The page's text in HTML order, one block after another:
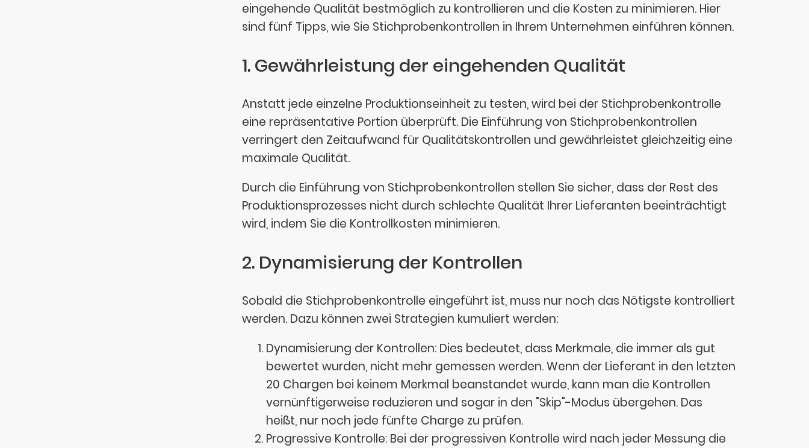
eingehende Qualität bestmöglich zu kontrollieren und die Kosten zu minimieren. Hier
sind fünf Tipps, wie Sie Stichprobenkontrollen in Ihrem Unternehmen einführen können.
1. Gewährleistung der eingehenden Qualität
Anstatt jede einzelne Produktionseinheit zu testen, wird bei der Stichprobenkontrolle
eine repräsentative Portion überprüft. Die Einführung von Stichprobenkontrollen
verringert den Zeitaufwand für Qualitätskontrollen und gewährleistet gleichzeitig eine
maximale Qualität.
Durch die Einführung von Stichprobenkontrollen stellen Sie sicher, dass der Rest des
Produktionsprozesses nicht durch schlechte Qualität Ihrer Lieferanten beeinträchtigt
wird, indem Sie die Kontrollkosten minimieren.
2. Dynamisierung der Kontrollen
Sobald die Stichprobenkontrolle eingeführt ist, muss nur noch das Nötigste kontrolliert
werden. Dazu können zwei Strategien kumuliert werden:
Dynamisierung der Kontrollen: Dies bedeutet, dass Merkmale, die immer als gut
bewertet wurden, nicht mehr gemessen werden. Wenn der Lieferant in den letzten
20 Chargen bei keinem Merkmal beanstandet wurde, kann man die Kontrollen
vernünftigerweise reduzieren und sogar in den "Skip"-Modus übergehen. Das
heißt, nur noch jede fünfte Charge zu prüfen.
Progressive Kontrolle: Bei der progressiven Kontrolle wird nach jeder Messung die